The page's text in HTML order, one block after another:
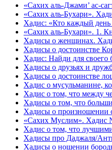
«Сахих аль-Джами’ ас-
«Сахих аль-Бухари».
Хадис: «Кто каждый день
«Сахих аль-Бухари». 1.
Хадисы о женщинах.
Хадисы о достоинстве
Хадис: Найди для своего
Хадисы о друзьях и
Хадисы о достоинстве
Хадис о мусульманине,
Хадис о том, что между
Хадисы о том, что
Хадисы о произношении
«Сахих Муслим». Хадис
Хадис о том, что
Хадисы про Даджаля/
Хадисы о ношении